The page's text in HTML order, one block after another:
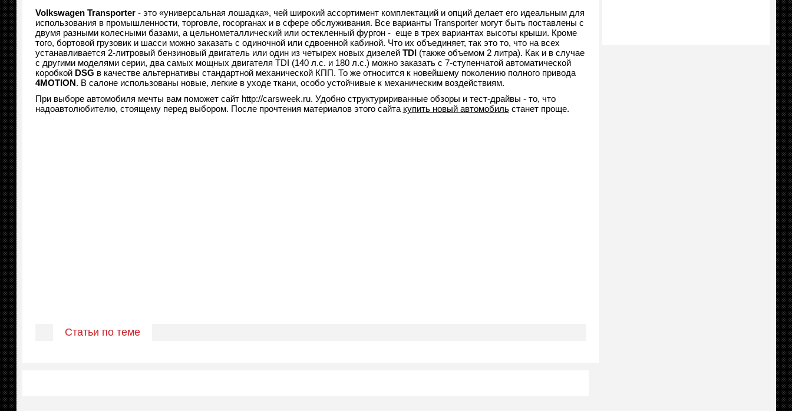
Volkswagen Transporter- это «универсальная лошадка», чей широкий ассортимент комплектаций и опций делает его идеальным для
использования в промышленности, торговле, госорганах и в сфере обслуживания. Все варианты Transporter могут быть поставлены с
двумя разными колесными базами, а цельнометаллический или остекленный фургон - еще в трех вариантах высоты крыши. Кроме
того, бортовой грузовик и шасси можно заказать с одиночной или сдвоенной кабиной. Что их объединяет, так это то, что на всех
устанавливается 2-литровый бензиновый двигатель или один из четырех новых дизелей TDI(также объемом 2 литра). Как и в случае
с другими моделями серии, два самых мощных двигателя TDI (140 л.с. и 180 л.с.) можно заказать с 7-ступенчатой автоматической
коробкой DSG в качестве альтернативы стандартной механической КПП. То же относится к новейшему поколению полного привода
4MOTION. В салоне использованы новые, легкие в уходе ткани, особо устойчивые к механическим воздействиям.
При выборе автомобиля мечты вам поможет сайт http://carsweek.ru. Удобно структуририванные обзоры и тест-драйвы - то, что
надоавтолюбителю, стоящему перед выбором. После прочтения материалов этого сайта купить новый автомобильстанет проще.
Статьи по теме